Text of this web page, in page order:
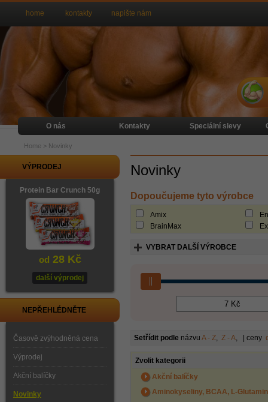
Novinky
Dopoučujeme tyto výrobce
Amix
BrainMax
VYBRAT DALŠÍ VÝROBCE
Setřídit podle názvu A - Z, Z - A, | ceny
Zvolit kategorii
Akční balíčky
Aminokyseliny, BCAA, L-
VÝPRODEJ
Protein Bar Crunch 50g
od 28 Kč
další výprodej
NEPŘEHLÉDNĚTE
Časově zvýhodněná cena
Výprodej
Akční balíčky
Novinky
home kontakty napište nám
O nás Kontakty Speciální slevy
Home > Novinky